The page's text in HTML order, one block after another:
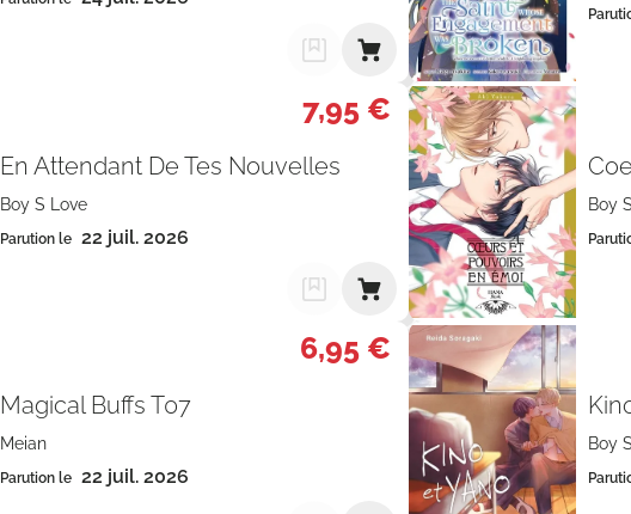
7,95 €
En Attendant De Tes Nouvelles
Boy S Love
Parution le 22 juil. 2026
Boy
6,95 €
Magical Buffs T07
Meian
Parution le 22 juil. 2026
Boy